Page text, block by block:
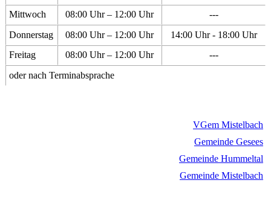
Mittwoch
08:00 Uhr – 12:00 Uhr
---
Donnerstag
08:00 Uhr – 12:00 Uhr
14:00 Uhr - 18:00 Uhr
Freitag
08:00 Uhr – 12:00 Uhr
---
oder nach Terminabsprache
VGem Mistelbach
Gemeinde Gesees
Gemeinde Hummeltal
Gemeinde Mistelbach